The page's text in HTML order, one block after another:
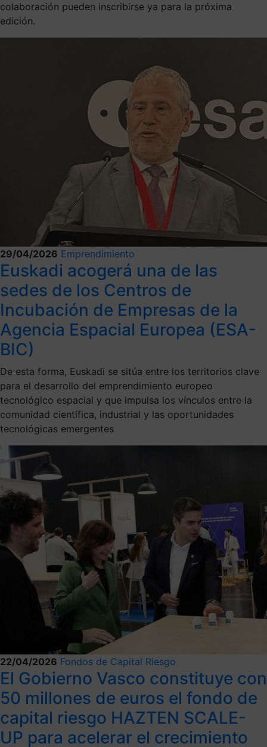
colaboración pueden inscribirse ya para la próxima
edición.
29/04/2026 Emprendimiento
Euskadi acogerá una de las
sedes de los Centros de
Incubación de Empresas de la
Agencia Espacial Europea (ESA-
BIC)
De esta forma, Euskadi se sitúa entre los territorios clave
para el desarrollo del emprendimiento europeo
tecnológico espacial y que impulsa los vínculos entre la
comunidad científica, industrial y las oportunidades
tecnológicas emergentes
22/04/2026 Fondos de Capital Riesgo
El Gobierno Vasco constituye con
50 millones de euros el fondo de
capital riesgo HAZTEN SCALE-
UP para acelerar el crecimiento